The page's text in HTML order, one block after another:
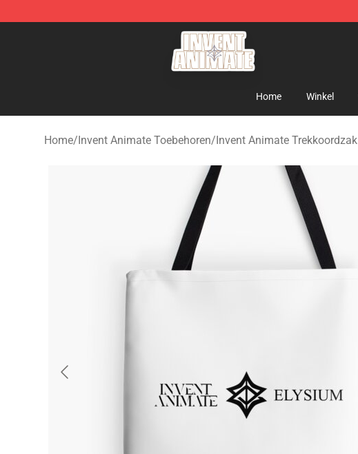
Invent Animate Shop - Official Invent Animate Merchandise Store
Home Winkel
Home/Invent Animate Toebehoren/Invent Animate Trekkoordzak